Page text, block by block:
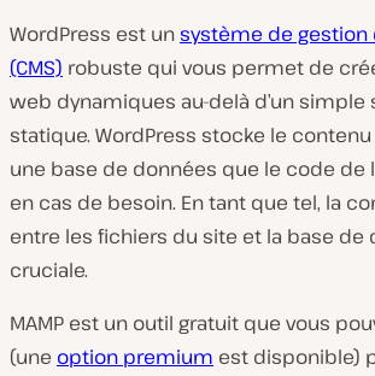
WordPress est unsystème de gestion
(CMS) robuste qui vous permet de
web dynamiques au-delà d’un simple
statique. WordPress stocke le
une base de données que le code de
en cas de besoin. En tant que tel, la
entre les fichiers du site et la base de
cruciale.
MAMP est un outil gratuit que vous
(une option premium est disponible)